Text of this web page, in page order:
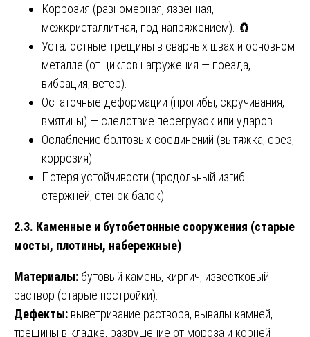
Коррозия (равномерная, язвенная,
межкристаллитная, под напряжением). 🧲
Усталостные трещины в сварных швах и основном
металле (от циклов нагружения — поезда,
вибрация, ветер).
Остаточные деформации (прогибы, скручивания,
вмятины) — следствие перегрузок или ударов.
Ослабление болтовых соединений (вытяжка, срез,
коррозия).
Потеря устойчивости (продольный изгиб
стержней, стенок балок).
2.3. Каменные и бутобетонные сооружения (старые
мосты, плотины, набережные)
Материалы: бутовый камень, кирпич, известковый
раствор (старые постройки).
Дефекты: выветривание раствора, вывалы камней,
трещины в кладке, разрушение от мороза и корней